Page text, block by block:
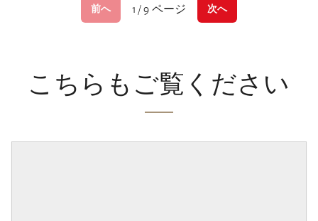
前へ 1 / 9 ページ 次へ
こちらもご覧ください